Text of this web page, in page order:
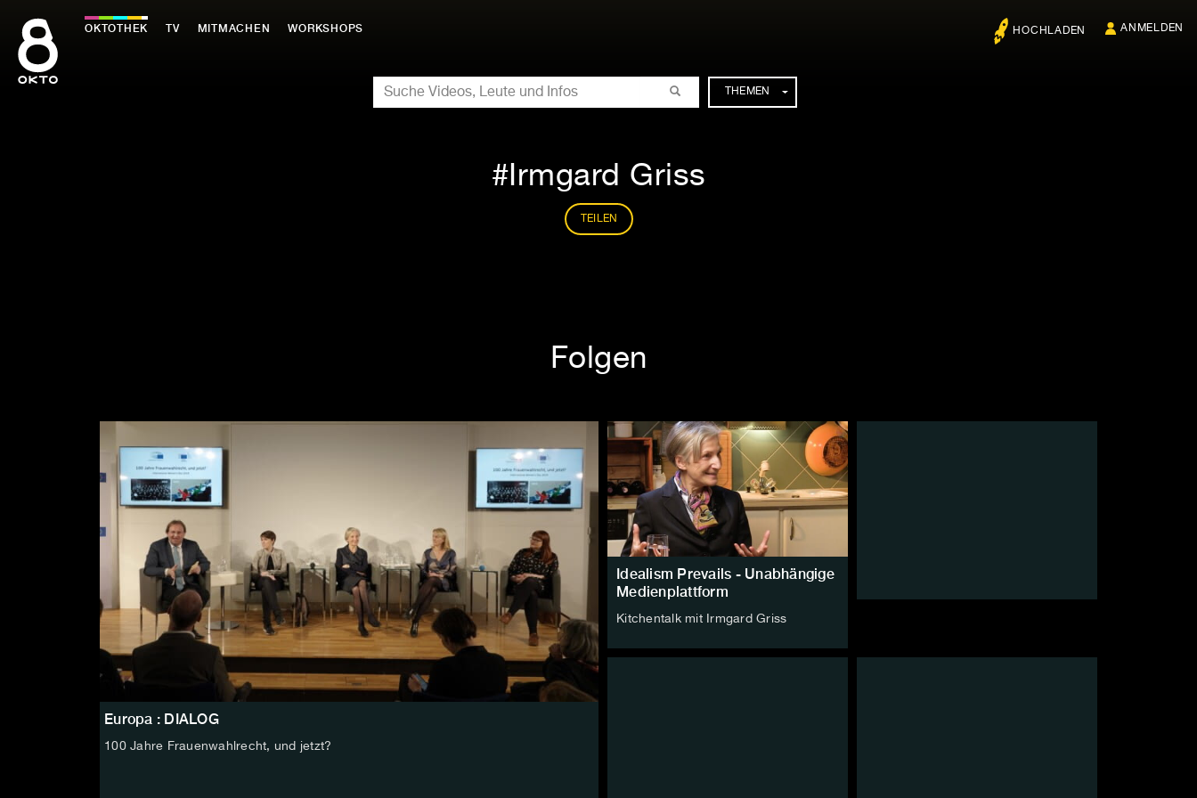
Inhalt
springen
OKTOTHEK TV MITMACHEN WORKSHOPS HOCHLADEN ANMELDEN
SUCHE
THEMEN
Irmgard Griss
TEILEN
Folgen
Europa : DIALOG
100 Jahre Frauenwahlrecht, und jetzt?
Idealism Prevails - Unabhängige
Medienplattform
Kitchentalk mit Irmgard Griss